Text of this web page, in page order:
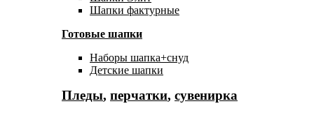
Шапки фактурные
Готовые шапки
Наборы шапка+снуд
Детские шапки
Пледы, перчатки, сувенирка